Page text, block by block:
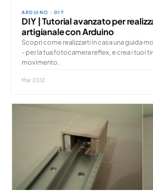
ARDUINO · DIY
DIY | Tutorial avanzato per
artigianale con Arduino
Scopri come realizzarti in casa una guida
- per la tua fotocamera reflex, e crea i tuoi
movimento.
Mar 2012